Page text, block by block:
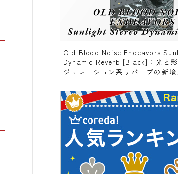
Old Blood Noise Endeavors
Dynamic Reverb [Black]：光と
ジュレーション系リバーブの新境